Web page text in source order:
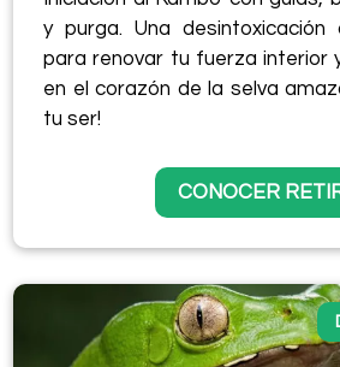
y purga. Una desintoxicación
para renovar tu fuerza interior
en el corazón de la selva
tu ser!
CONOCER